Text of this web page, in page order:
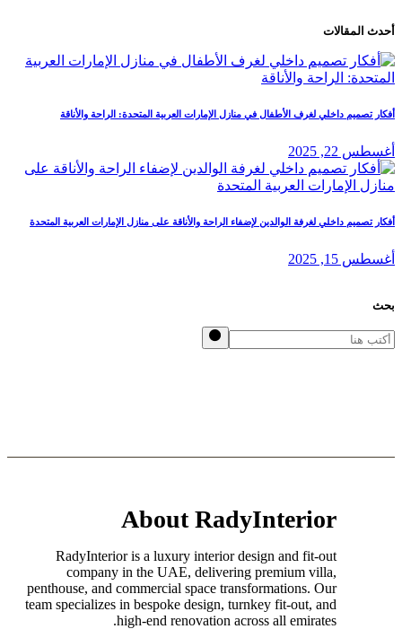
داخلي لغرف الأطفال في منازل الإمارات العربية المتحدة: الراحة والأناقة
2025
داخلي لغرفة الوالدين لإضفاء الراحة والأناقة على منازل الإمارات العربية المتحدة
2025
About RadyInterior
RadyInterior is a luxury interior design and fit-out
company in the UAE, delivering premium villa,
penthouse, and commercial space transformations. Our
team specializes in bespoke design, turnkey fit-out, and
high-end renovation across all emirates.